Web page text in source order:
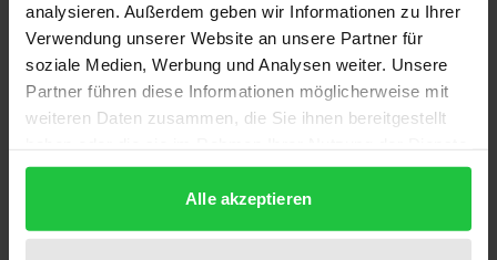
analysieren. Außerdem geben wir Informationen zu Ihrer
Verwendung unserer Website an unsere Partner für
soziale Medien, Werbung und Analysen weiter. Unsere
Partner führen diese Informationen möglicherweise mit
weiteren Daten zusammen, die Sie ihnen bereitgestellt
gesammelt haben.
Alle akzeptieren
umfassender Prolog vorangestellt, dessen
Konzeption Serry selbst zugschrieben werden muss.
Ziel dieses Vorworts war es, die verschiedenen
theologisch-literarischen Vorwürfe und Kritikpunkte
die Rechtfertigungen unter dem TitelMelchioris Cani
Vindicationes, Quibus nonnullorum in ejus libros de locis
Theologicis accusationes refelluntur.